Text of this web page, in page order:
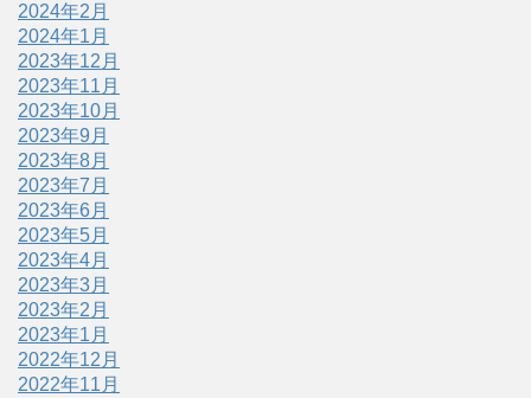
2024年2月
2024年1月
2023年12月
2023年11月
2023年10月
2023年9月
2023年8月
2023年7月
2023年6月
2023年5月
2023年4月
2023年3月
2023年2月
2023年1月
2022年12月
2022年11月